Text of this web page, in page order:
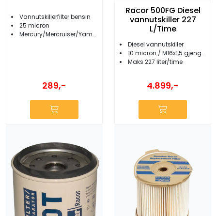
Vannutskillerfilter bensin
25 micron
Mercury/Mercruiser/Yamaha/Suzuki
289,-
Racor 500FG Diesel
vannutskiller 227
L/Time
Diesel vannutskiller
10 micron / M16x1,5 gjenger
Maks 227 liter/time
4.899,-